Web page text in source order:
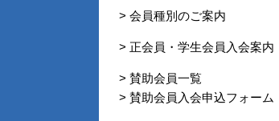
> 会員種別のご案内
> 正会員・学生会員入会案内
> 賛助会員一覧
> 賛助会員入会申込フォーム